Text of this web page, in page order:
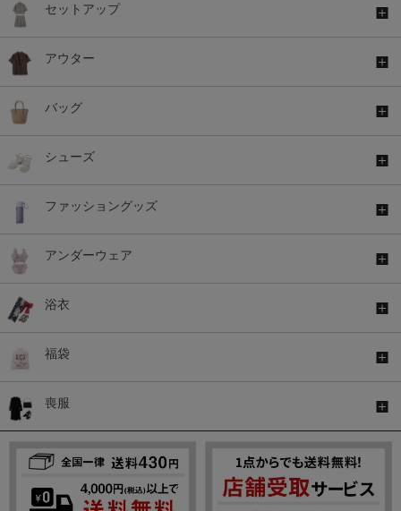
セットアップ
アウター
バッグ
シューズ
ファッショングッズ
アンダーウェア
浴衣
福袋
喪服